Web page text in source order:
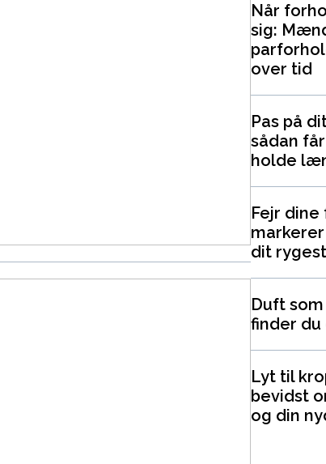
Når
sig:
over tid
Pas på
sådan
holde
Fejr dine
dit
Duft
finder
Lyt til
bevidst
og din